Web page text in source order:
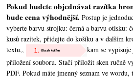
Pokud budete objednávat razítka
bude cena výhodnější. Postup je
vyberte barvu strojku: černá a barvu otisku:
kusů razítek, přidejte do košíku a v dalším
textu,,
kam se
přiložení souboru. Stačí přiložit sken ručně
PDF. Pokud máte jmenný seznam ve